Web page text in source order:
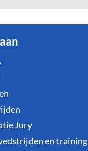
Jury
en training